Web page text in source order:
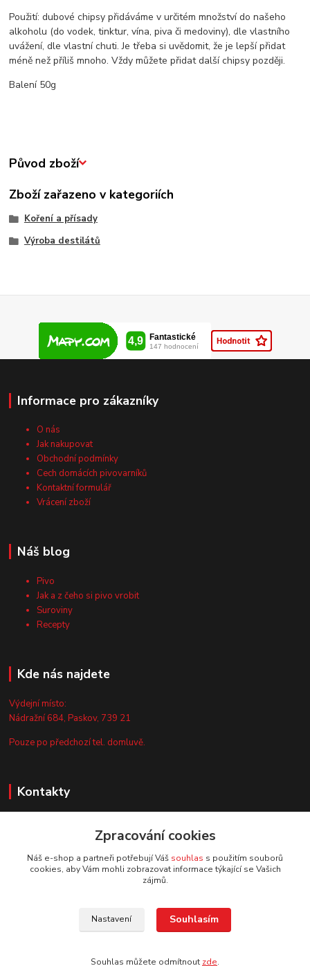
Použití: dubové chipsy přidáváme v určitém množství do našeho
alkoholu (do vodek, tinktur, vína, piva či medoviny), dle vlastního
uvážení, dle vlastní chuti. Je třeba si uvědomit, že je lepší přidat
méně než příliš mnoho. Vždy můžete přidat další chipsy později.
Balení 50g
Původ zboží
Zboží zařazeno v kategoriích
Koření a přísady
Výroba destilátů
Informace pro zákazníky
O nás
Jak nakupovat
Obchodní podmínky
Cech domácích pivovarníků
Kontaktní formulář
Vrácení zboží
Náš blog
Pivo
Jak a z čeho si pivo vrobit
Suroviny
Recepty
Kde nás najdete
Výdejní místo:
Nádražní 684, Paskov, 739 21
Pouze po předchozí tel. domluvě.
Kontakty
+420 735 044 675
info@vyrobtesipivo.cz
Zpracování cookies
Náš e-shop a partneři potřebují Váš souhlas s použitím souborů
cookies, aby Vám mohli zobrazovat informace týkající se Vašich
zájmů.
Nastavení Souhlasím
Souhlas můžete odmítnout zde.